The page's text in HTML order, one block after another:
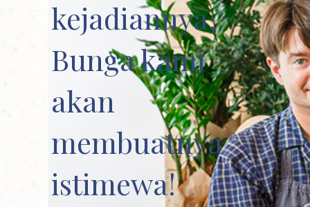
kejadiannya,
Bunga kami
akan
membuatnya
istimewa!